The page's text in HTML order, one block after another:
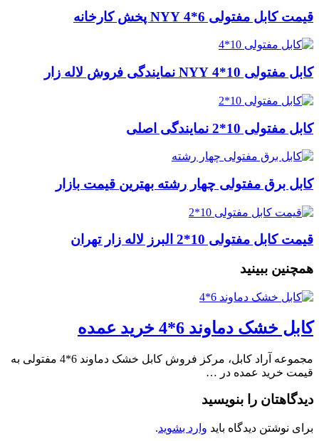
قیمت کابل مفتولی 6*4 NYY پخش کارخانه
کابل مفتولی 10*4 NYY نمایندگی فروش لاله زار
کابل مفتولی 10*2 نمایندگی اصلی
کابل برق مفتولی چهار رشته بهترین قیمت بازار
قیمت کابل مفتولی 10*2 البرز لاله زار تهران
همچنین ببینید
کابل خشک دماوند 6*4 خرید عمده
مجموعه آراد کابل، مرکز فروش کابل خشک دماوند 6*4 مفتولی به
قیمت خرید عمده در …
دیدگاهتان را بنویسید
برای نوشتن دیدگاه باید وارد بشوید.